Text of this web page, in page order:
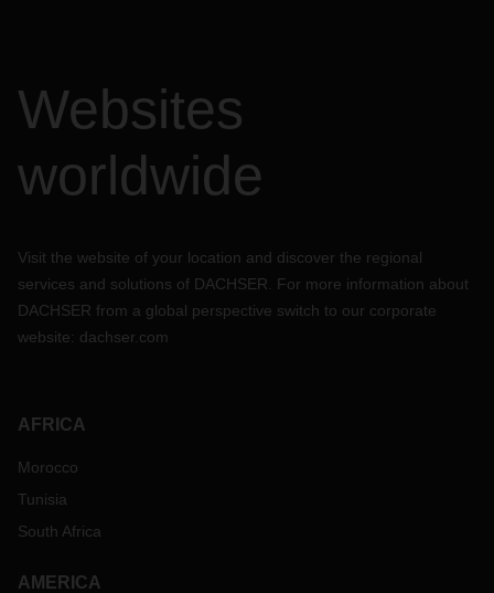
Websites
worldwide
Visit the website of your location and discover the regional
services and solutions of DACHSER. For more information about
DACHSER from a global perspective switch to our corporate
website: dachser.com
AFRICA
Morocco
Tunisia
South Africa
AMERICA